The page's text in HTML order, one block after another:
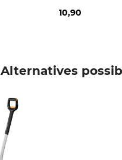
10,90
Alternatives